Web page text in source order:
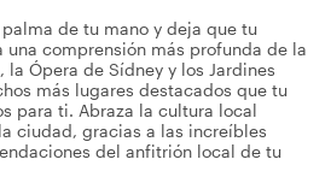
de tu mano y deja que tu
comprensión más profunda de la
la Ópera de Sídney y los Jardines
más lugares destacados que tu
para ti. Abraza la cultura local
ciudad, gracias a las increíbles
del anfitrión local de tu